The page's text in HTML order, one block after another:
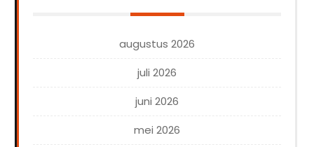
augustus 2026
juli 2026
juni 2026
mei 2026